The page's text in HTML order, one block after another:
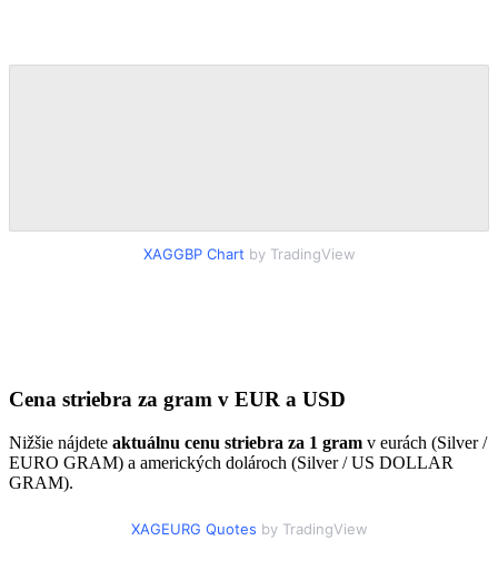
XAGGBP Chart by TradingView
Cena striebra za gram v EUR a USD
Nižšie nájdete aktuálnu cenu striebra za 1 gram v eurách (Silver /
EURO GRAM) a amerických dolároch (Silver / US DOLLAR
GRAM).
XAGEURG Quotes by TradingView